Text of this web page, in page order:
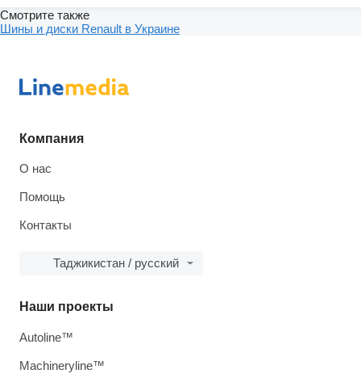
Смотрите также
Шины и диски Renault в Украине
Компания
О нас
Помощь
Контакты
Таджикистан / русский
Наши проекты
Autoline™
Machineryline™